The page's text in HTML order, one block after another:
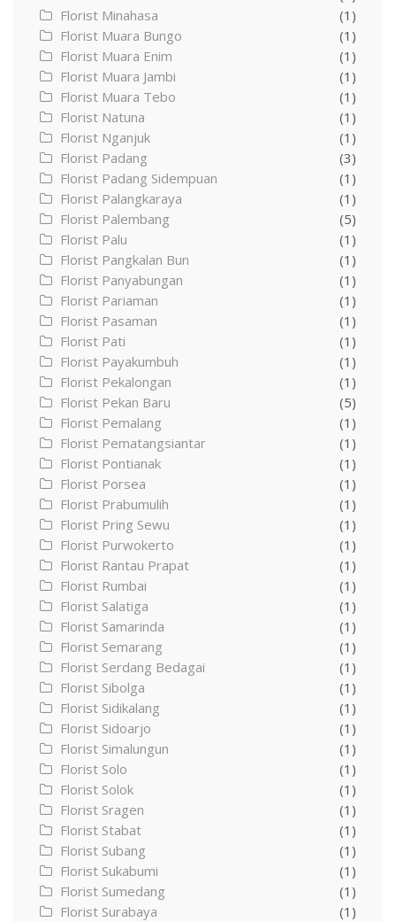
Florist Minahasa
(1)
Florist Muara Bungo
(1)
Florist Muara Enim
(1)
Florist Muara Jambi
(1)
Florist Muara Tebo
(1)
Florist Natuna
(1)
Florist Nganjuk
(1)
Florist Padang
(3)
Florist Padang Sidempuan
(1)
Florist Palangkaraya
(1)
Florist Palembang
(5)
Florist Palu
(1)
Florist Pangkalan Bun
(1)
Florist Panyabungan
(1)
Florist Pariaman
(1)
Florist Pasaman
(1)
Florist Pati
(1)
Florist Payakumbuh
(1)
Florist Pekalongan
(1)
Florist Pekan Baru
(5)
Florist Pemalang
(1)
Florist Pematangsiantar
(1)
Florist Pontianak
(1)
Florist Porsea
(1)
Florist Prabumulih
(1)
Florist Pring Sewu
(1)
Florist Purwokerto
(1)
Florist Rantau Prapat
(1)
Florist Rumbai
(1)
Florist Salatiga
(1)
Florist Samarinda
(1)
Florist Semarang
(1)
Florist Serdang Bedagai
(1)
Florist Sibolga
(1)
Florist Sidikalang
(1)
Florist Sidoarjo
(1)
Florist Simalungun
(1)
Florist Solo
(1)
Florist Solok
(1)
Florist Sragen
(1)
Florist Stabat
(1)
Florist Subang
(1)
Florist Sukabumi
(1)
Florist Sumedang
(1)
Florist Surabaya
(1)